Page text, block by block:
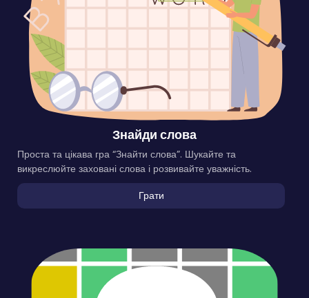
Знайди слова
Проста та цікава гра “Знайти слова”. Шукайте та
викреслюйте заховані слова і розвивайте уважність.
Грати